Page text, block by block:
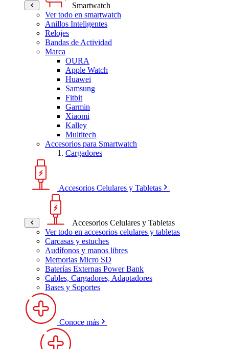
Smartwatch
Ver todo en smartwatch
Anillos Inteligentes
Relojes
Bandas de Actividad
Marca
OURA
Apple Watch
Huawei
Samsung
Fitbit
Garmin
Xiaomi
Kalley
Multitech
Accesorios para Smartwatch
Cargadores
Accesorios Celulares y Tabletas
Accesorios Celulares y Tabletas
Ver todo en accesorios celulares y tabletas
Carcasas y estuches
Audífonos y manos libres
Memorias Micro SD
Baterías Externas Power Bank
Cables, Cargadores, Adaptadores
Bases y Soportes
Conoce más